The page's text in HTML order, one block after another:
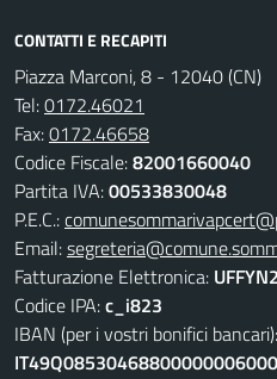
CONTATTI E RECAPITI
Piazza Marconi, 8 - 12040 (CN)
Tel:0172.46021
Fax:0172.46658
Codice Fiscale:82001660040
Partita IVA:00533830048
P.E.C.:
Email:
Fatturazione Elettronica: UFFYN2
Codice IPA:c_i823
IBAN (per i vostri bonifici bancari):